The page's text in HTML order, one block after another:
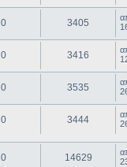
0 3405
0 3416
0 3535
0 3444
0 14629